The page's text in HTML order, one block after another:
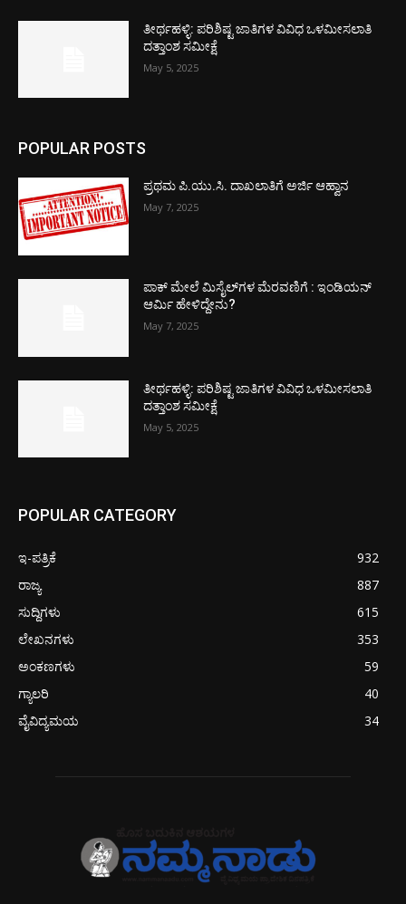
ತೀರ್ಥಹಳ್ಳಿ: ಪರಿಶಿಷ್ಟ ಜಾತಿಗಳ ವಿವಿಧ ಒಳಮೀಸಲಾತಿ
ದತ್ತಾಂಶ ಸಮೀಕ್ಷೆ
May 5, 2025
POPULAR POSTS
ಪ್ರಥಮ ಪಿ.ಯು.ಸಿ. ದಾಖಲಾತಿಗೆ ಅರ್ಜಿ ಆಹ್ವಾನ
May 7, 2025
ಪಾಕ್​ ಮೇಲೆ ಮಿಸೈಲ್​ಗಳ ಮೆರವಣಿಗೆ : ಇಂಡಿಯನ್
ಆರ್ಮಿ ಹೇಳಿದ್ದೇನು?
May 7, 2025
ತೀರ್ಥಹಳ್ಳಿ: ಪರಿಶಿಷ್ಟ ಜಾತಿಗಳ ವಿವಿಧ ಒಳಮೀಸಲಾತಿ
ದತ್ತಾಂಶ ಸಮೀಕ್ಷೆ
May 5, 2025
POPULAR CATEGORY
ಇ-ಪತ್ರಿಕೆ
932
ರಾಜ್ಯ
887
ಸುದ್ದಿಗಳು
615
ಲೇಖನಗಳು
353
ಅಂಕಣಗಳು
59
ಗ್ಯಾಲರಿ
40
ವೈವಿದ್ಯಮಯ
34